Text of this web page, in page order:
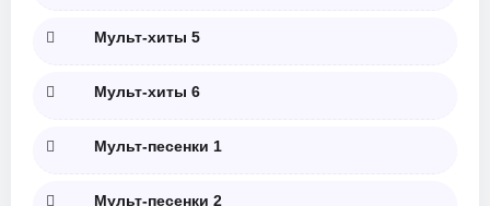
Мульт-хиты 5
Мульт-хиты 6
Мульт-песенки 1
Мульт-песенки 2